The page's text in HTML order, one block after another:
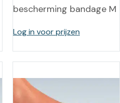
bescherming bandage M
Log in voor prijzen